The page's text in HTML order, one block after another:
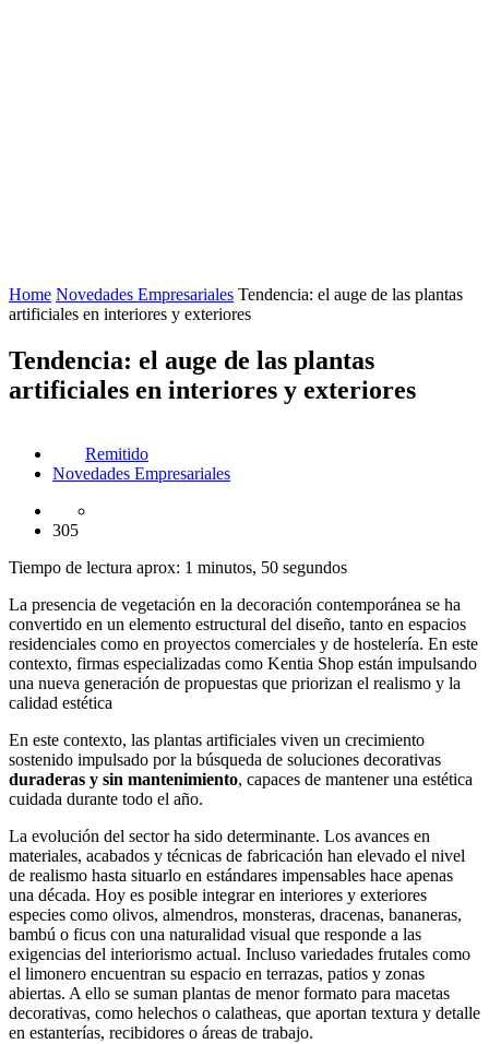
Home Novedades Empresariales Tendencia: el auge de las plantas
artificiales en interiores y exteriores
Tendencia: el auge de las plantas
artificiales en interiores y exteriores
Remitido
Novedades Empresariales
305
Tiempo de lectura aprox: 1 minutos, 50 segundos
La presencia de vegetación en la decoración contemporánea se ha
convertido en un elemento estructural del diseño, tanto en espacios
residenciales como en proyectos comerciales y de hostelería. En este
contexto, firmas especializadas como Kentia Shop están impulsando
una nueva generación de propuestas que priorizan el realismo y la
calidad estética
En este contexto, las plantas artificiales viven un crecimiento
sostenido impulsado por la búsqueda de soluciones decorativas
duraderas y sin mantenimiento, capaces de mantener una estética
cuidada durante todo el año.
La evolución del sector ha sido determinante. Los avances en
materiales, acabados y técnicas de fabricación han elevado el nivel
de realismo hasta situarlo en estándares impensables hace apenas
una década. Hoy es posible integrar en interiores y exteriores
especies como olivos, almendros, monsteras, dracenas, bananeras,
bambú o ficus con una naturalidad visual que responde a las
exigencias del interiorismo actual. Incluso variedades frutales como
el limonero encuentran su espacio en terrazas, patios y zonas
abiertas. A ello se suman plantas de menor formato para macetas
decorativas, como helechos o calatheas, que aportan textura y detalle
en estanterías, recibidores o áreas de trabajo.